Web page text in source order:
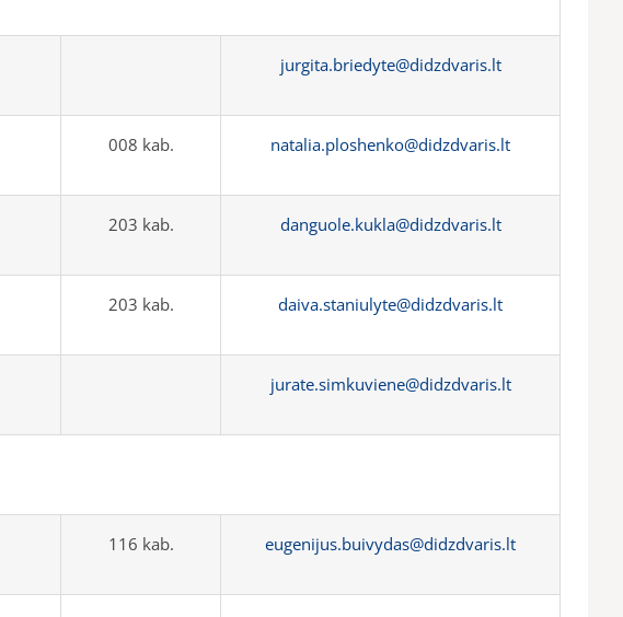
jurgita.briedyte@didzdvaris.lt
008 kab. natalia.ploshenko@didzdvaris.lt
203 kab. danguole.kukla@didzdvaris.lt
203 kab. daiva.staniulyte@didzdvaris.lt
jurate.simkuviene@didzdvaris.lt
116 kab. eugenijus.buivydas@didzdvaris.lt